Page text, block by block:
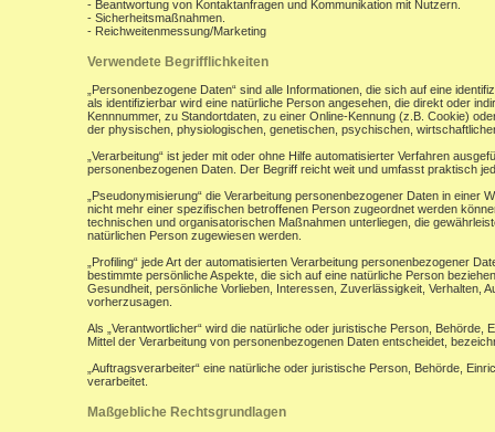
- Beantwortung von Kontaktanfragen und Kommunikation mit Nutzern.
- Sicherheitsmaßnahmen.
- Reichweitenmessung/Marketing
Verwendete Begrifflichkeiten
„Personenbezogene Daten“ sind alle Informationen, die sich auf eine
als identifizierbar wird eine natürliche Person angesehen, die direkt oder
Kennnummer, zu Standortdaten, zu einer Online-Kennung (z.B. Cookie)
der physischen, physiologischen, genetischen, psychischen,
„Verarbeitung“ ist jeder mit oder ohne Hilfe automatisierter Verfahren
personenbezogenen Daten. Der Begriff reicht weit und umfasst praktisch
„Pseudonymisierung“ die Verarbeitung personenbezogener Daten in
nicht mehr einer spezifischen betroffenen Person zugeordnet werden
technischen und organisatorischen Maßnahmen unterliegen, die
natürlichen Person zugewiesen werden.
„Profiling“ jede Art der automatisierten Verarbeitung personenbezogener
bestimmte persönliche Aspekte, die sich auf eine natürliche Person
Gesundheit, persönliche Vorlieben, Interessen, Zuverlässigkeit, Verhalten,
vorherzusagen.
Als „Verantwortlicher“ wird die natürliche oder juristische Person,
Mittel der Verarbeitung von personenbezogenen Daten entscheidet,
„Auftragsverarbeiter“ eine natürliche oder juristische Person, Behörde,
verarbeitet.
Maßgebliche Rechtsgrundlagen